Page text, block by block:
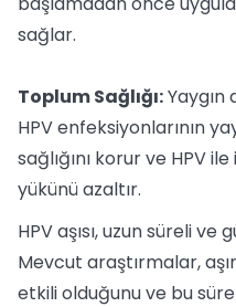
sağlar.
Toplum Sağlığı:
HPV enfeksiyonlarının
sağlığını korur ve HPV
yükünü azaltır.
HPV aşısı, uzun süreli
Mevcut araştırmalar,
etkili olduğunu ve bu